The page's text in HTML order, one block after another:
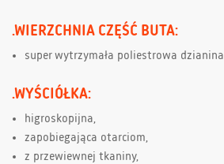
.WIERZCHNIA CZĘŚĆ BUTA:
super wytrzymała poliestrowa dzianina
.WYŚCIÓŁKA:
higroskopijna,
zapobiegająca otarciom,
z przewiewnej tkaniny,